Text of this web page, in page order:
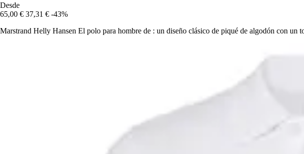
Desde
65,00 € 37,31 € -43%
Marstrand Helly Hansen El polo para hombre de : un diseño clásico de piqué de algodón con un